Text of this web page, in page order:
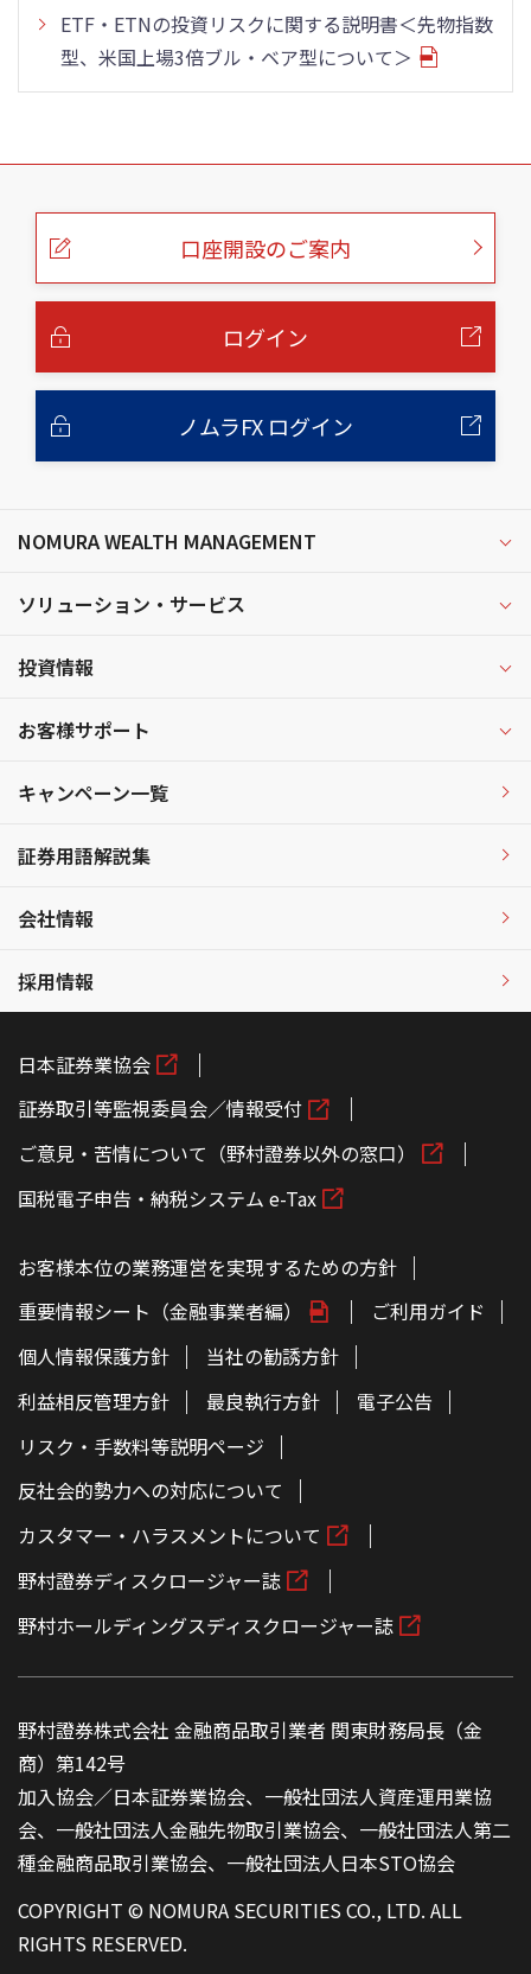
ETF・ETNの投資リスクに関する説明書＜先物指数
型、米国上場3倍ブル・ベア型について＞
こ
口座開設のご案内
ログイン
ノムラFX ログイン
NOMURA WEALTH MANAGEMENT
ソリューション・サービス
投資情報
お客様サポート
キャンペーン一覧
証券用語解説集
会社情報
採用情報
日本証券業協会
証券取引等監視委員会／情報受付
ご意見・苦情について（野村證券以外の窓口）
国税電子申告・納税システム e-Tax
お客様本位の業務運営を実現するための方針
重要情報シート（金融事業者編）
ご利用ガイド
個人情報保護方針
当社の勧誘方針
利益相反管理方針
最良執行方針
電子公告
リスク・手数料等説明ページ
反社会的勢力への対応について
カスタマー・ハラスメントについて
野村證券ディスクロージャー誌
野村ホールディングスディスクロージャー誌
野村證券株式会社 金融商品取引業者 関東財務局長（金
商）第142号
加入協会／日本証券業協会、一般社団法人資産運用業協
会、一般社団法人金融先物取引業協会、一般社団法人第二
種金融商品取引業協会、一般社団法人日本STO協会
COPYRIGHT © NOMURA SECURITIES CO., LTD. ALL
RIGHTS RESERVED.